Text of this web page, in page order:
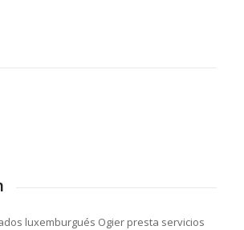
luxemburgués Ogier presta servicios